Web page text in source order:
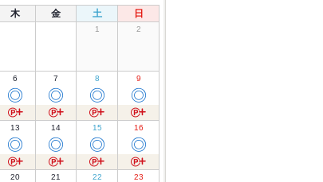
木 金 土 日
1 2
6
◎
7
◎
8
◎
9
◎
13
◎
14
◎
15
◎
16
◎
20 21 22 23